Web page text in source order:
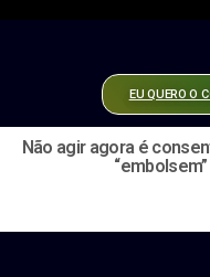
EU QUERO O
Não agir agora é